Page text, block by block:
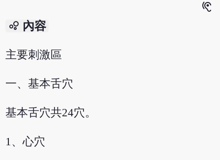
hearing
bubble_chart 內容
主要刺激區
一、基本舌穴
基本舌穴共24穴。
1、心穴